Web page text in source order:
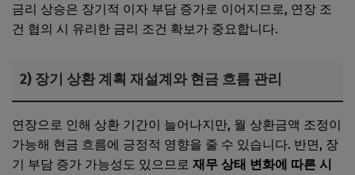
금리 상승은 장기적 이자 부담 증가로 이어지므로, 연장 조
건 협의 시 유리한 금리 조건 확보가 중요합니다.
2) 장기 상환 계획 재설계와 현금 흐름 관리
연장으로 인해 상환 기간이 늘어나지만, 월 상환금액 조정이
가능해 현금 흐름에 긍정적 영향을 줄 수 있습니다. 반면, 장
기 부담 증가 가능성도 있으므로 재무 상태 변화에 따른 시